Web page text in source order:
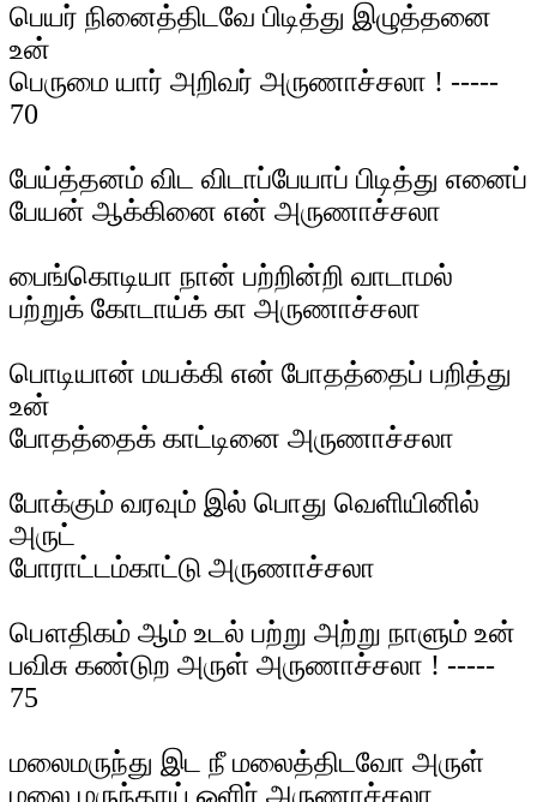
பெயர் நினைத்திடவே பிடித்து இழுத்தனை
உன்
பெருமை யார் அறிவர் அருணாச்சலா ! -----
70
பேய்த்தனம் விட விடாப்பேயாப் பிடித்து எனைப்
பேயன் ஆக்கினை என் அருணாச்சலா
பைங்கொடியா நான் பற்றின்றி வாடாமல்
பற்றுக் கோடாய்க் கா அருணாச்சலா
பொடியான் மயக்கி என் போதத்தைப் பறித்து
உன்
போதத்தைக் காட்டினை அருணாச்சலா
போக்கும் வரவும் இல் பொது வெளியினில்
அருட்
போராட்டம்காட்டு அருணாச்சலா
பௌதிகம் ஆம் உடல் பற்று அற்று நாளும் உன்
பவிசு கண்டுற அருள் அருணாச்சலா ! -----
75
மலைமருந்து இட நீ மலைத்திடவோ அருள்
மலை மருந்தாய் ஒளிர் அருணாச்சலா